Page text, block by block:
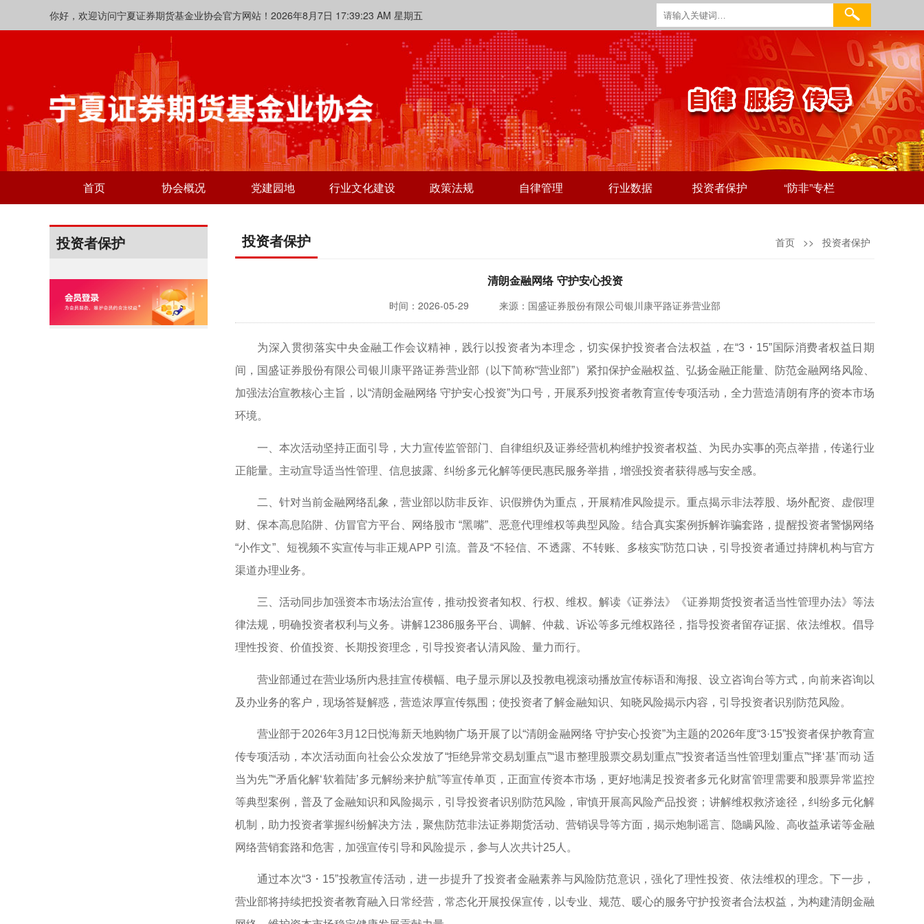
你好，欢迎访问宁夏证券期货基金业协会官方网站！2026年8月7日 17:39:24 AM 星期五
首页 协会概况 党建园地 行业文化建设 政策法规 自律管理 行业数据 投资者保护 “防非”专栏
投资者保护 投资者保护 首页 >> 投资者保护
清朗金融网络 守护安心投资
时间：2026-05-29 来源：国盛证券股份有限公司银川康平路证券营业部
为深入贯彻落实中央金融工作会议精神，践行以投资者为本理念，切实保护投资者合法权益，在“3・15”国际消费者权益日期
间，国盛证券股份有限公司银川康平路证券营业部（以下简称“营业部”）紧扣保护金融权益、弘扬金融正能量、防范金融网络风险、
加强法治宣教核心主旨，以“清朗金融网络 守护安心投资”为口号，开展系列投资者教育宣传专项活动，全力营造清朗有序的资本市场
环境。
一、本次活动坚持正面引导，大力宣传监管部门、自律组织及证券经营机构维护投资者权益、为民办实事的亮点举措，传递行业
正能量。主动宣导适当性管理、信息披露、纠纷多元化解等便民惠民服务举措，增强投资者获得感与安全感。
二、针对当前金融网络乱象，营业部以防非反诈、识假辨伪为重点，开展精准风险提示。重点揭示非法荐股、场外配资、虚假理
财、保本高息陷阱、仿冒官方平台、网络股市 “黑嘴”、恶意代理维权等典型风险。结合真实案例拆解诈骗套路，提醒投资者警惕网络
“小作文”、短视频不实宣传与非正规APP 引流。普及“不轻信、不透露、不转账、多核实”防范口诀，引导投资者通过持牌机构与官方
渠道办理业务。
三、活动同步加强资本市场法治宣传，推动投资者知权、行权、维权。解读《证券法》《证券期货投资者适当性管理办法》等法
律法规，明确投资者权利与义务。讲解12386服务平台、调解、仲裁、诉讼等多元维权路径，指导投资者留存证据、依法维权。倡导
理性投资、价值投资、长期投资理念，引导投资者认清风险、量力而行。
营业部通过在营业场所内悬挂宣传横幅、电子显示屏以及投教电视滚动播放宣传标语和海报、设立咨询台等方式，向前来咨询以
及办业务的客户，现场答疑解惑，营造浓厚宣传氛围；使投资者了解金融知识、知晓风险揭示内容，引导投资者识别防范风险。
营业部于2026年3月12日悦海新天地购物广场开展了以“清朗金融网络 守护安心投资”为主题的2026年度“3·15”投资者保护教育宣
传专项活动，本次活动面向社会公众发放了“拒绝异常交易划重点”“退市整理股票交易划重点”“投资者适当性管理划重点”“择‘基’而动 适
当为先”“矛盾化解‘软着陆’多元解纷来护航”等宣传单页，正面宣传资本市场，更好地满足投资者多元化财富管理需要和股票异常监控
等典型案例，普及了金融知识和风险揭示，引导投资者识别防范风险，审慎开展高风险产品投资；讲解维权救济途径，纠纷多元化解
机制，助力投资者掌握纠纷解决方法，聚焦防范非法证券期货活动、营销误导等方面，揭示炮制谣言、隐瞒风险、高收益承诺等金融
网络营销套路和危害，加强宣传引导和风险提示，参与人次共计25人。
通过本次“3・15”投教宣传活动，进一步提升了投资者金融素养与风险防范意识，强化了理性投资、依法维权的理念。下一步，
营业部将持续把投资者教育融入日常经营，常态化开展投保宣传，以专业、规范、暖心的服务守护投资者合法权益，为构建清朗金融